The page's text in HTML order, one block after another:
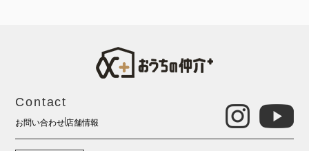
Contact
お問い合わせ店舗情報